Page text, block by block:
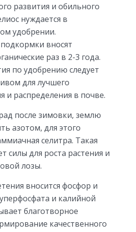
развития и обильного
нуждается в
удобрении.
вносят
раз в 2-3 года.
по удобрению следует
для лучшего
и распределения в почве.
после зимовки, землю
азотом, для этого
селитра. Такая
силы для роста растения и
лозы.
вносится фосфор и
и калийной
благотворное
качественного